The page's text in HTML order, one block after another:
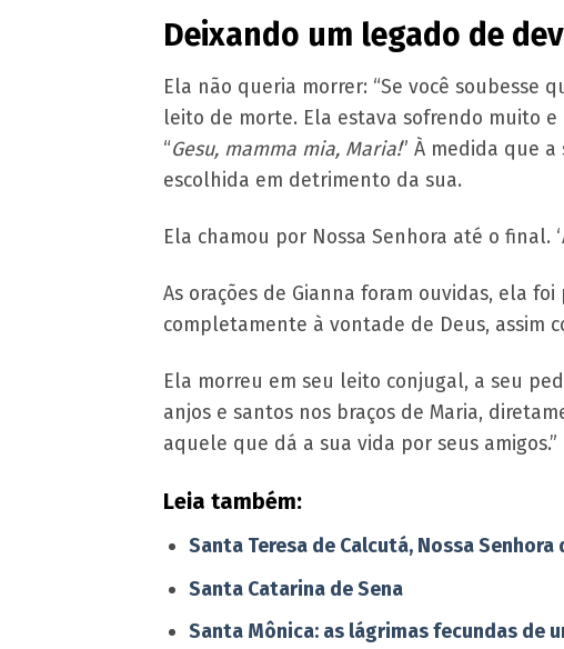
Deixando um legado de
Ela não queria morrer: “Se você soubesse
leito de morte. Ela estava sofrendo muito
“Gesu, mamma mia, Maria!” À medida que
escolhida em detrimento da sua.
Ela chamou por Nossa Senhora até o final. ‘
As orações de Gianna foram ouvidas, ela
completamente à vontade de Deus, assim
Ela morreu em seu leito conjugal, a seu
anjos e santos nos braços de Maria,
aquele que dá a sua vida por seus amigos.”
Leia também:
Santa Teresa de Calcutá, Nossa
Santa Catarina de Sena
Santa Mônica: as lágrimas fecundas de